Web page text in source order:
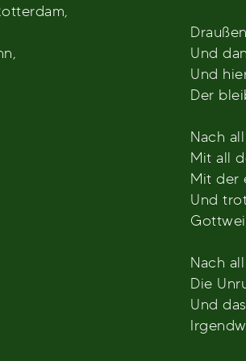
Und
Und
Der
Nach
Mit all
Mit der
Und
Nach
Die
Und